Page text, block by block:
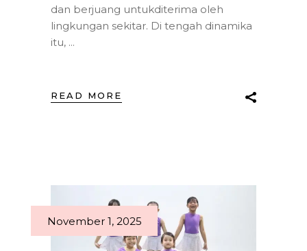
dan berjuang untukditerima oleh
lingkungan sekitar. Di tengah dinamika
itu,
READ MORE
November 1, 2025